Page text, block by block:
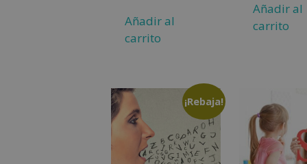
Añadir al
carrito
Añadir al
carrito
¡Rebaja!